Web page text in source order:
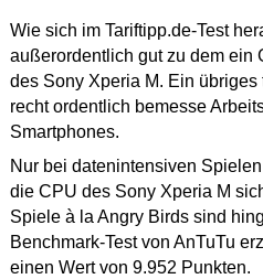
Wie sich im Tariftipp.de-Test
außerordentlich gut zu dem ein
des Sony Xperia M. Ein übriges
recht ordentlich bemesse
Smartphones.
Nur bei datenintensiven
die CPU des Sony Xperia M
Spiele à la Angry Birds sind
Benchmark-Test von AnTuTu
einen Wert von 9.952 Punkten.